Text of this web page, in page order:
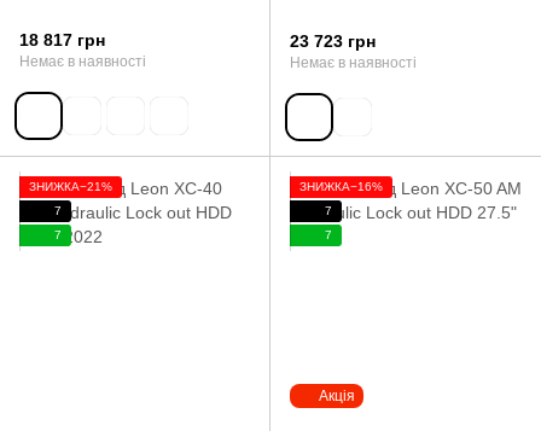
18 817 грн
Немає в наявності
23 723 грн
Немає в наявності
ЗНИЖКА−21%
7
7
Акція
ЗНИЖКА−16%
7
7